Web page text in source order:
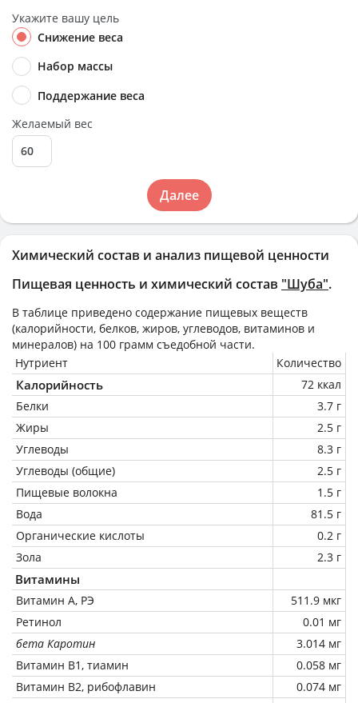
Химический состав и анализ пищевой ценности
Пищевая ценность и химический состав "Шуба".
В таблице приведено содержание пищевых веществ
(калорийности, белков, жиров, углеводов, витаминов и
минералов) на 100 грамм съедобной части.
Нутриент
Количество
Калорийность
72 ккал
Белки
3.7 г
Жиры
2.5 г
Углеводы
8.3 г
Углеводы (общие)
2.5 г
Пищевые волокна
1.5 г
Вода
81.5 г
Органические кислоты
0.2 г
Зола
2.3 г
Витамины
Витамин А, РЭ
511.9 мкг
Ретинол
0.01 мг
бета Каротин
3.014 мг
Витамин В1, тиамин
0.058 мг
Витамин В2, рибофлавин
0.074 мг
Укажите вашу цель
Снижение веса
Набор массы
Поддержание веса
Желаемый вес
Далее